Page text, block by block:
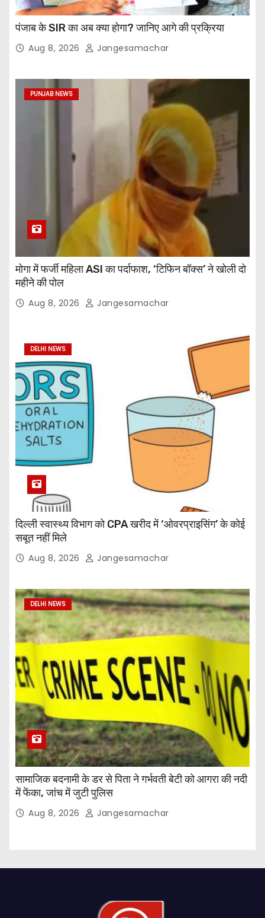
पंजाब के SIR का अब क्या होगा? जानिए आगे की प्रक्रिया
Aug 8, 2026 Jangesamachar
PUNJAB NEWS
मोगा में फर्जी महिला ASI का पर्दाफाश, ‘टिफिन बॉक्स’ ने खोली दो
महीने की पोल
Aug 8, 2026 Jangesamachar
DELHI NEWS
दिल्ली स्वास्थ्य विभाग को CPA खरीद में ‘ओवरप्राइसिंग’ के कोई
सबूत नहीं मिले
Aug 8, 2026 Jangesamachar
DELHI NEWS
सामाजिक बदनामी के डर से पिता ने गर्भवती बेटी को आगरा की नदी
में फेंका, जांच में जुटी पुलिस
Aug 8, 2026 Jangesamachar